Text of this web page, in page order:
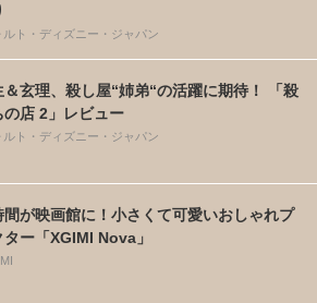
ト・ディズニー・ジャパン
＆玄理、殺し屋“姉弟“の活躍に期待！ 「殺
の店 2」レビュー
ト・ディズニー・ジャパン
間が映画館に！小さくて可愛いおしゃれプ
ター「XGIMI Nova」